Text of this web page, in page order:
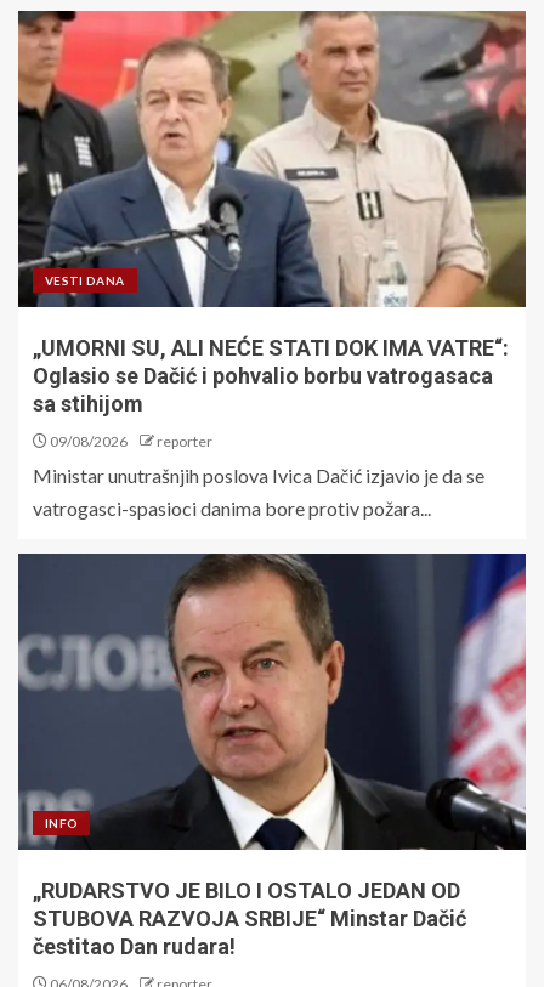
VESTI DANA
„UMORNI SU, ALI NEĆE STATI DOK IMA VATRE“:
Oglasio se Dačić i pohvalio borbu vatrogasaca
sa stihijom
09/08/2026 reporter
Ministar unutrašnjih poslova Ivica Dačić izjavio je da se
vatrogasci-spasioci danima bore protiv požara...
INFO
„RUDARSTVO JE BILO I OSTALO JEDAN OD
STUBOVA RAZVOJA SRBIJE“ Minstar Dačić
čestitao Dan rudara!